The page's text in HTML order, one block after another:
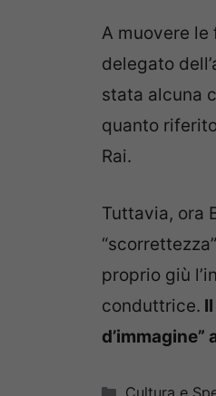
A muovere
delegato
stata alcuna
quanto
Rai.
Tuttavia, ora
proprio giù
conduttrice.
d’immagine”
Categorie